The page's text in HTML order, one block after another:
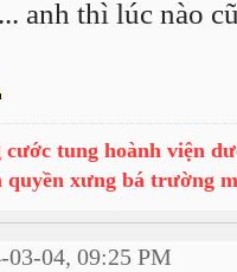
anh thì lúc nào
cước tung hoành viện
quyền xưng bá trường
03-04, 09:25 PM